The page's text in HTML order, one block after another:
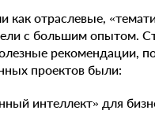
как отраслевые,
с большим опытом.
рекомендации,
проектов были:
интеллект» для